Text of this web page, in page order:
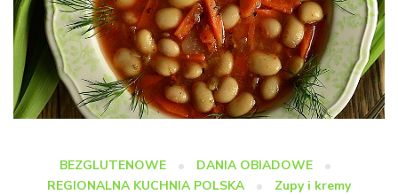
BEZGLUTENOWE
DANIA OBIADOWE
REGIONALNA KUCHNIA POLSKA
Zupy i kremy